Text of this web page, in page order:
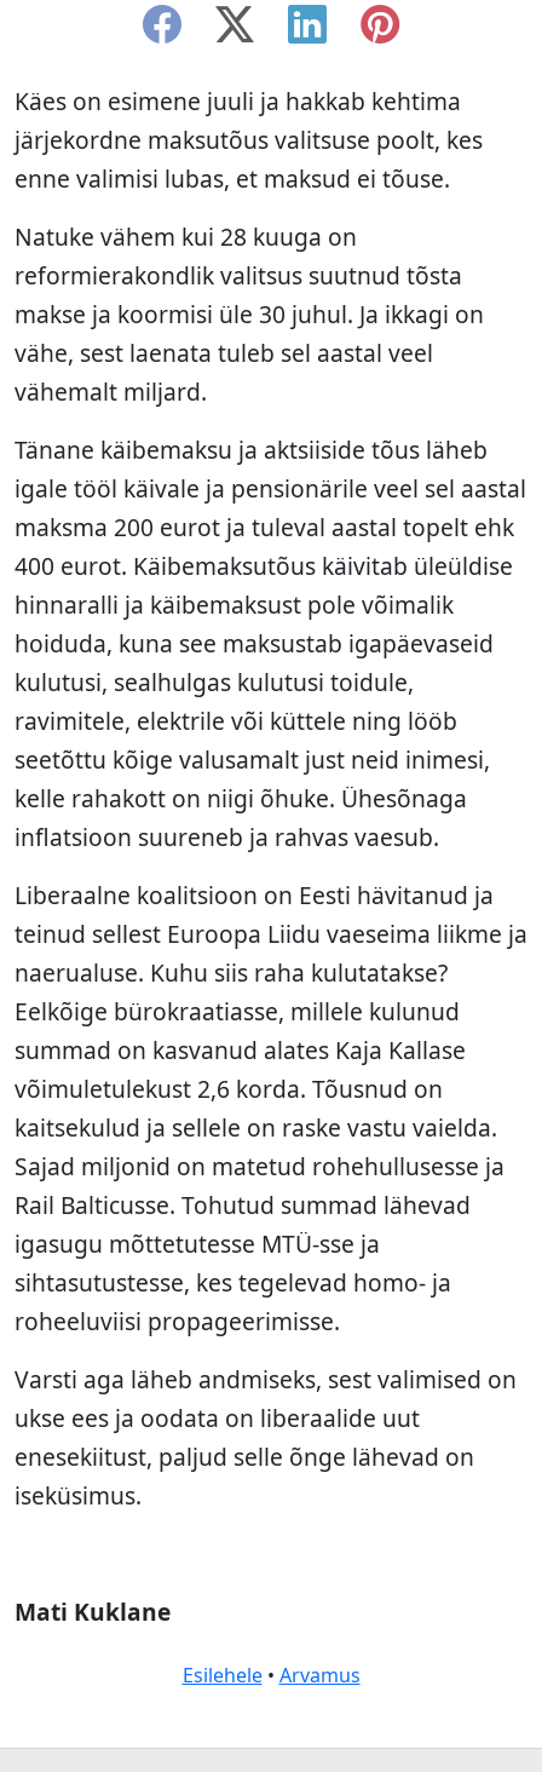
Käes on esimene juuli ja hakkab kehtima
järjekordne maksutõus valitsuse poolt, kes
enne valimisi lubas, et maksud ei tõuse.
Natuke vähem kui 28 kuuga on
reformierakondlik valitsus suutnud tõsta
makse ja koormisi üle 30 juhul. Ja ikkagi on
vähe, sest laenata tuleb sel aastal veel
vähemalt miljard.
Tänane käibemaksu ja aktsiiside tõus läheb
igale tööl käivale ja pensionärile veel sel aastal
maksma 200 eurot ja tuleval aastal topelt ehk
400 eurot. Käibemaksutõus käivitab üleüldise
hinnaralli ja käibemaksust pole võimalik
hoiduda, kuna see maksustab igapäevaseid
kulutusi, sealhulgas kulutusi toidule,
ravimitele, elektrile või küttele ning lööb
seetõttu kõige valusamalt just neid inimesi,
kelle rahakott on niigi õhuke. Ühesõnaga
inflatsioon suureneb ja rahvas vaesub.
Liberaalne koalitsioon on Eesti hävitanud ja
teinud sellest Euroopa Liidu vaeseima liikme ja
naerualuse. Kuhu siis raha kulutatakse?
Eelkõige bürokraatiasse, millele kulunud
summad on kasvanud alates Kaja Kallase
võimuletulekust 2,6 korda. Tõusnud on
kaitsekulud ja sellele on raske vastu vaielda.
Sajad miljonid on matetud rohehullusesse ja
Rail Balticusse. Tohutud summad lähevad
igasugu mõttetutesse MTÜ-sse ja
sihtasutustesse, kes tegelevad homo- ja
roheeluviisi propageerimisse.
Varsti aga läheb andmiseks, sest valimised on
ukse ees ja oodata on liberaalide uut
enesekiitust, paljud selle õnge lähevad on
iseküsimus.
Mati Kuklane
Esilehele• Arvamus